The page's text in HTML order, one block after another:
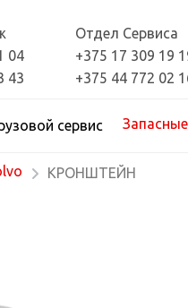
04
43
Отдел Сервиса
+375 17 309 19
+375 44 772 02
сервис
КРОНШТЕЙН